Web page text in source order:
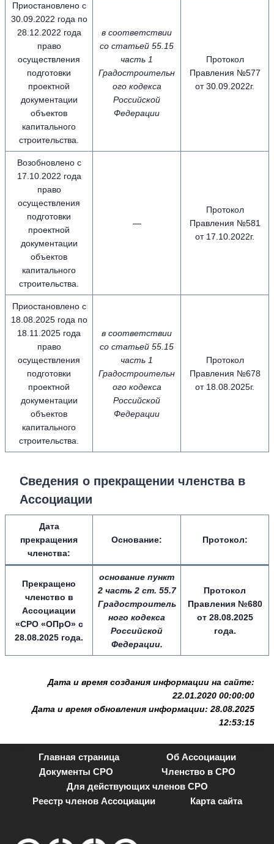
Приостановлено с
30.09.2022 года по
28.12.2022 года
право
осуществления
подготовки
проектной
документации
объектов
капитального
строительства.
в соответствии
со статьей 55.15
часть 1
Градостроительн
ого кодекса
Российской
Федерации
Протокол
Правления №577
от 30.09.2022г.
Возобновлено с
17.10.2022 года
право
осуществления
подготовки
проектной
документации
объектов
капитального
строительства.
—
Протокол
Правления №581
от 17.10.2022г.
Приостановлено с
18.08.2025 года по
18.11.2025 года
право
осуществления
подготовки
проектной
документации
объектов
капитального
строительства.
в соответствии
со статьей 55.15
часть 1
Градостроительн
ого кодекса
Российской
Федерации
Протокол
Правления №678
от 18.08.2025г.
Сведения о прекращении членства в
Ассоциации
Дата
прекращения
членства:
Основание: Протокол:
Прекращено
членство в
Ассоциации
«СРО «ОПрО» с
28.08.2025 года.
основание пункт
2 часть 2 ст. 55.7
Градостроитель
ного кодекса
Российской
Федерации.
Протокол
Правления №680
от 28.08.2025
года.
Дата и время создания информации на сайте:
22.01.2020 00:00:00
Дата и время обновления информации: 28.08.2025
12:53:15
Главная страница
Об Ассоциации
Документы СРО
Членство в СРО
Для действующих членов СРО
Реестр членов Ассоциации
Карта сайта